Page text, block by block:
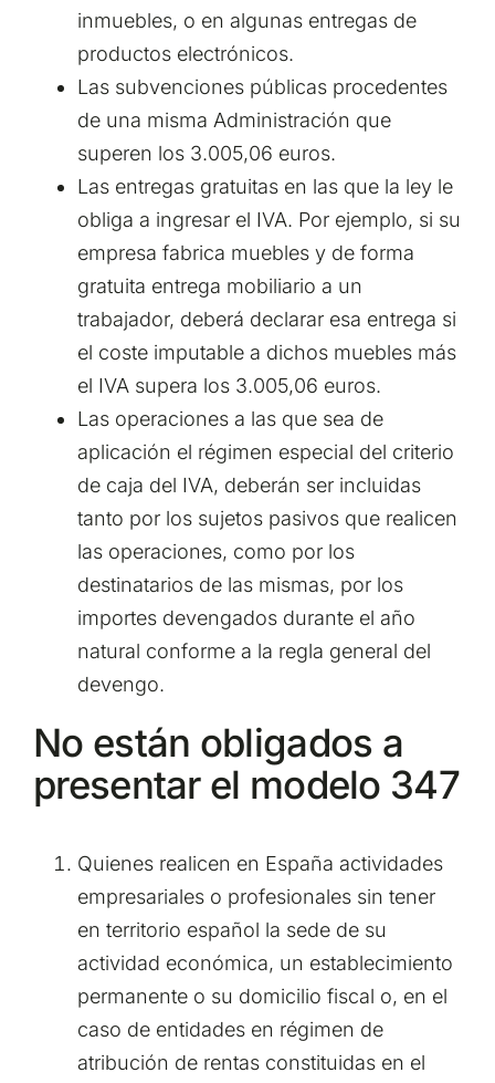
inmuebles, o en algunas entregas de
productos electrónicos.
Las subvenciones públicas procedentes
de una misma Administración que
superen los 3.005,06 euros.
Las entregas gratuitas en las que la ley le
obliga a ingresar el IVA. Por ejemplo, si su
empresa fabrica muebles y de forma
gratuita entrega mobiliario a un
trabajador, deberá declarar esa entrega si
el coste imputable a dichos muebles más
el IVA supera los 3.005,06 euros.
Las operaciones a las que sea de
aplicación el régimen especial del criterio
de caja del IVA, deberán ser incluidas
tanto por los sujetos pasivos que realicen
las operaciones, como por los
destinatarios de las mismas, por los
importes devengados durante el año
natural conforme a la regla general del
devengo.
No están obligados a
presentar el modelo 347
Quienes realicen en España actividades
empresariales o profesionales sin tener
en territorio español la sede de su
actividad económica, un establecimiento
permanente o su domicilio fiscal o, en el
caso de entidades en régimen de
atribución de rentas constituidas en el